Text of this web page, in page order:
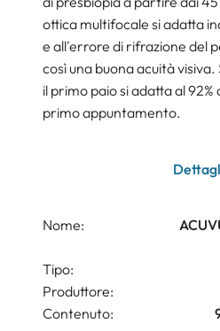
ottica multifocale si adatta
e all'errore di rifrazione del
così una buona acuità
il primo paio si adatta al
primo appuntamento.
Nome:
Tipo:
Produttore:
Contenuto: